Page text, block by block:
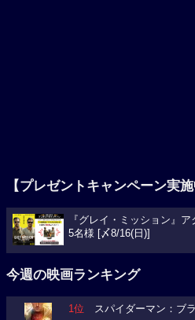
【プレゼントキャンペーン実施
『グレイ・ミッション』
5名様 [〆8/16(日)]
今週の映画ランキング
1位 スパイダーマン：ブ